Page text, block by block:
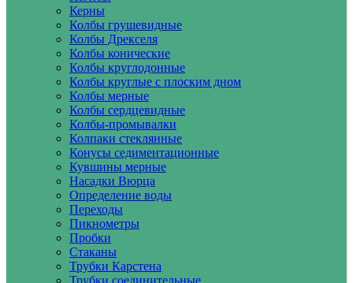
Керны
Колбы грушевидные
Колбы Дрекселя
Колбы конические
Колбы круглодонные
Колбы круглые с плоским дном
Колбы мерные
Колбы сердцевидные
Колбы-промывалки
Колпаки стеклянные
Конусы седиментационные
Кувшины мерные
Насадки Вюрца
Определение воды
Переходы
Пикнометры
Пробки
Стаканы
Трубки Карстена
Трубки соединительные